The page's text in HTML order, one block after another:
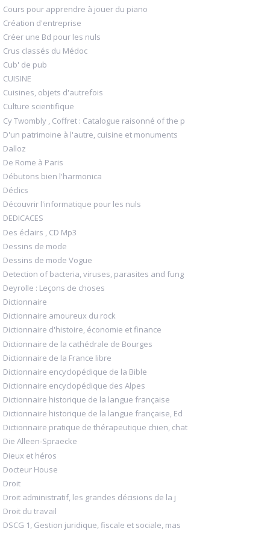
Cours pour apprendre à jouer du piano
Création d'entreprise
Créer une Bd pour les nuls
Crus classés du Médoc
Cub' de pub
CUISINE
Cuisines, objets d'autrefois
Culture scientifique
Cy Twombly , Coffret : Catalogue raisonné of the p
D'un patrimoine à l'autre, cuisine et monuments
Dalloz
De Rome à Paris
Débutons bien l'harmonica
Déclics
Découvrir l'informatique pour les nuls
DEDICACES
Des éclairs , CD Mp3
Dessins de mode
Dessins de mode Vogue
Detection of bacteria, viruses, parasites and fung
Deyrolle : Leçons de choses
Dictionnaire
Dictionnaire amoureux du rock
Dictionnaire d'histoire, économie et finance
Dictionnaire de la cathédrale de Bourges
Dictionnaire de la France libre
Dictionnaire encyclopédique de la Bible
Dictionnaire encyclopédique des Alpes
Dictionnaire historique de la langue française
Dictionnaire historique de la langue française, Ed
Dictionnaire pratique de thérapeutique chien, chat
Die Alleen-Spraecke
Dieux et héros
Docteur House
Droit
Droit administratif, les grandes décisions de la j
Droit du travail
DSCG 1, Gestion juridique, fiscale et sociale, mas